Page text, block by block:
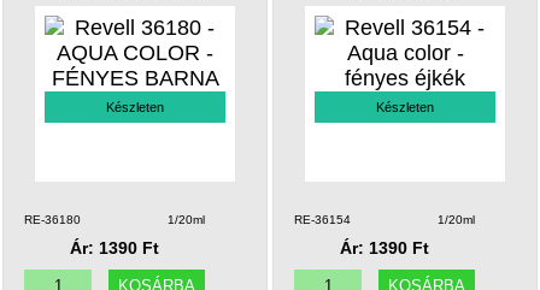
Készleten
RE-36180 1/20ml
Ár: 1390 Ft
Készleten
RE-36154 1/20ml
Ár: 1390 Ft